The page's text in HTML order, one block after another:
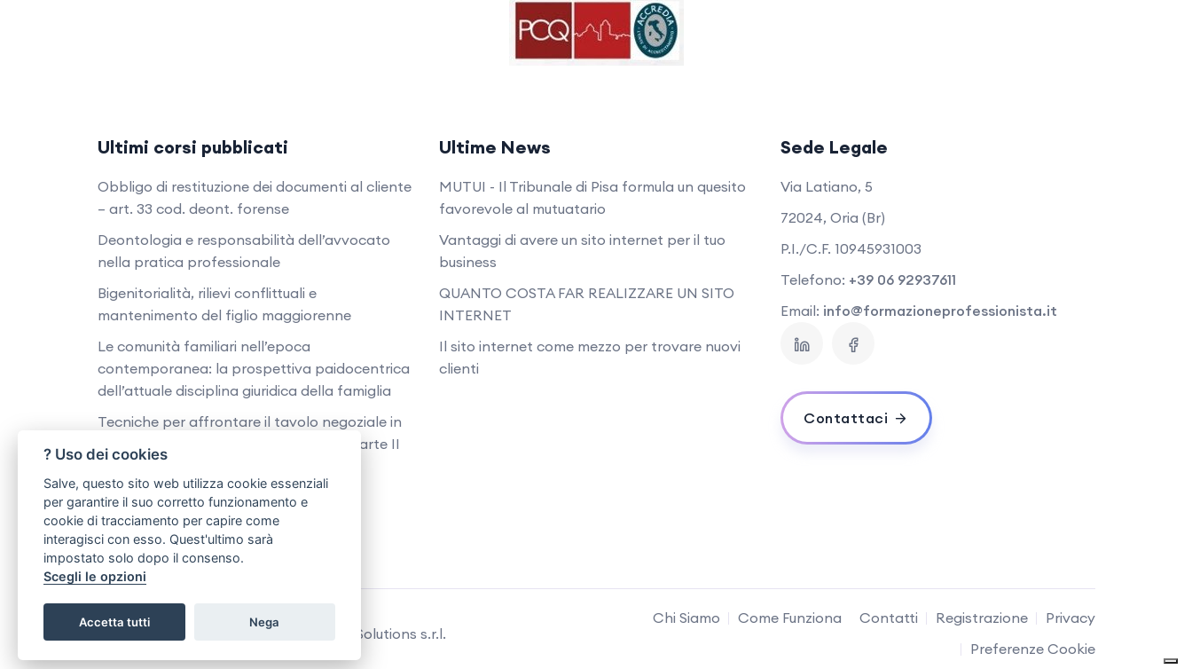
Ultimi corsi pubblicati
Obbligo di restituzione dei documenti al cliente
– art. 33 cod. deont. forense
Deontologia e responsabilità dell’avvocato
nella pratica professionale
Bigenitorialità, rilievi conflittuali e
mantenimento del figlio maggiorenne
Le comunità familiari nell’epoca
contemporanea: la prospettiva paidocentrica
dell’attuale disciplina giuridica della famiglia
Tecniche per affrontare il tavolo negoziale in
mediazione e negoziazione assistita - Parte II
Strategie difensive in mediazione e
negoziazione assistita - Parte I
Ultime News
MUTUI - Il Tribunale di Pisa formula un quesito
favorevole al mutuatario
Vantaggi di avere un sito internet per il tuo
business
QUANTO COSTA FAR REALIZZARE UN SITO
INTERNET
Il sito internet come mezzo per trovare nuovi
clienti
Sede Legale
Via Latiano, 5
72024, Oria (Br)
P.I./C.F. 10945931003
Telefono: +39 06 92937611
Email: info@formazioneprofessionista.it
Contattaci
Copyright © 2026 | Cesynt Advanced Solutions s.r.l.
Chi Siamo Come Funziona Contatti Registrazione
Privacy
Preferenze Cookie
? Uso dei cookies
Salve, questo sito web utilizza cookie essenziali
per garantire il suo corretto funzionamento e
cookie di tracciamento per capire come
interagisci con esso. Quest'ultimo sarà
impostato solo dopo il consenso.
Scegli le opzioni
Accetta tutti Nega